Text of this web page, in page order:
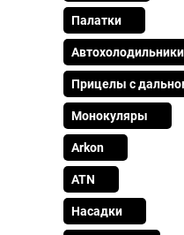
Палатки
Автохолодильники
Прицелы с
Монокуляры
Arkon
ATN
Насадки